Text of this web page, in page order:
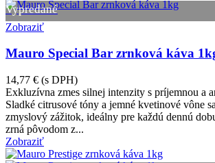
Vypredané
Zobraziť
Mauro Special Bar zrnková káva
14,77 € (s DPH)
Exkluzívna zmes silnej intenzity s príjemnou a
Sladké citrusové tóny a jemné kvetinové vône
zmyslový zážitok, ideálny pre každú dennú
zrná pôvodom z...
Zobraziť